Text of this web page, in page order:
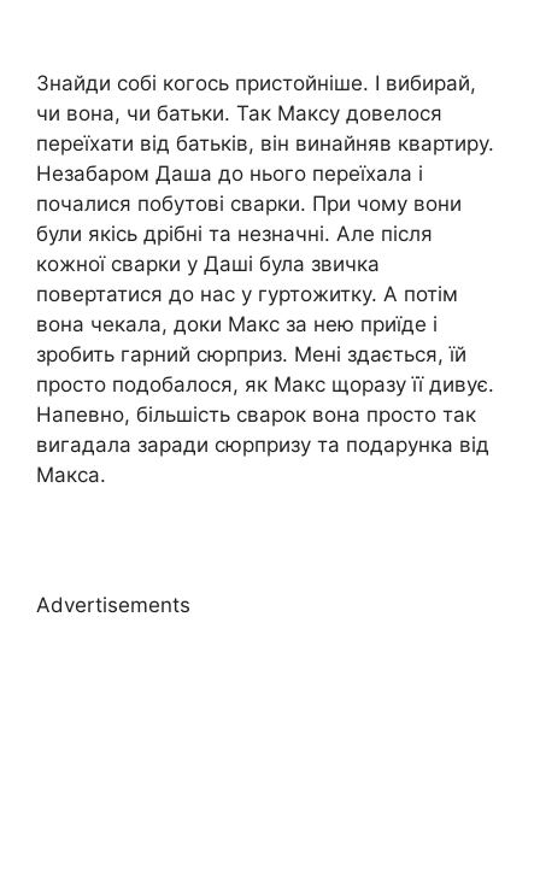
Знайди собі когось пристойніше. І вибирай,
чи вона, чи батьки. Так Максу довелося
переїхати від батьків, він винайняв квартиру.
Незабаром Даша до нього переїхала і
почалися побутові сварки. При чому вони
були якісь дрібні та незначні. Але після
кожної сварки у Даші була звичка
повертатися до нас у гуртожитку. А потім
вона чекала, доки Макс за нею приїде і
зробить гарний сюрприз. Мені здається, їй
просто подобалося, як Макс щоразу її дивує.
Напевно, більшість сварок вона просто так
вигадала заради сюрпризу та подарунка від
Макса.
Advertisements